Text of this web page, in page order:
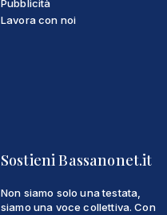
Pubblicità
Lavora con noi
Sostieni Bassanonet.it
Non siamo solo una testata,
siamo una voce collettiva. Con